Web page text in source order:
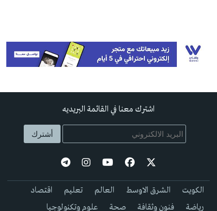
اشترك معنا في القائمة البريديه
الكويت الشرق الاوسط العالم تعليم
اقتصاد
رياضة
فنون وثقافة صحة علوم وتكنولوجيا